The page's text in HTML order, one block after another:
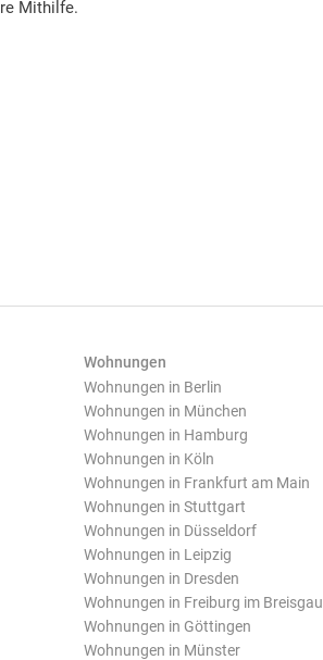
Mithilfe.
Wohnungen
Wohnungen in Berlin
Wohnungen in München
Wohnungen in Hamburg
Wohnungen in Köln
Wohnungen in Frankfurt am Main
Wohnungen in Stuttgart
Wohnungen in Düsseldorf
Wohnungen in Leipzig
Wohnungen in Dresden
Wohnungen in Freiburg im Breisgau
Wohnungen in Göttingen
Wohnungen in Münster